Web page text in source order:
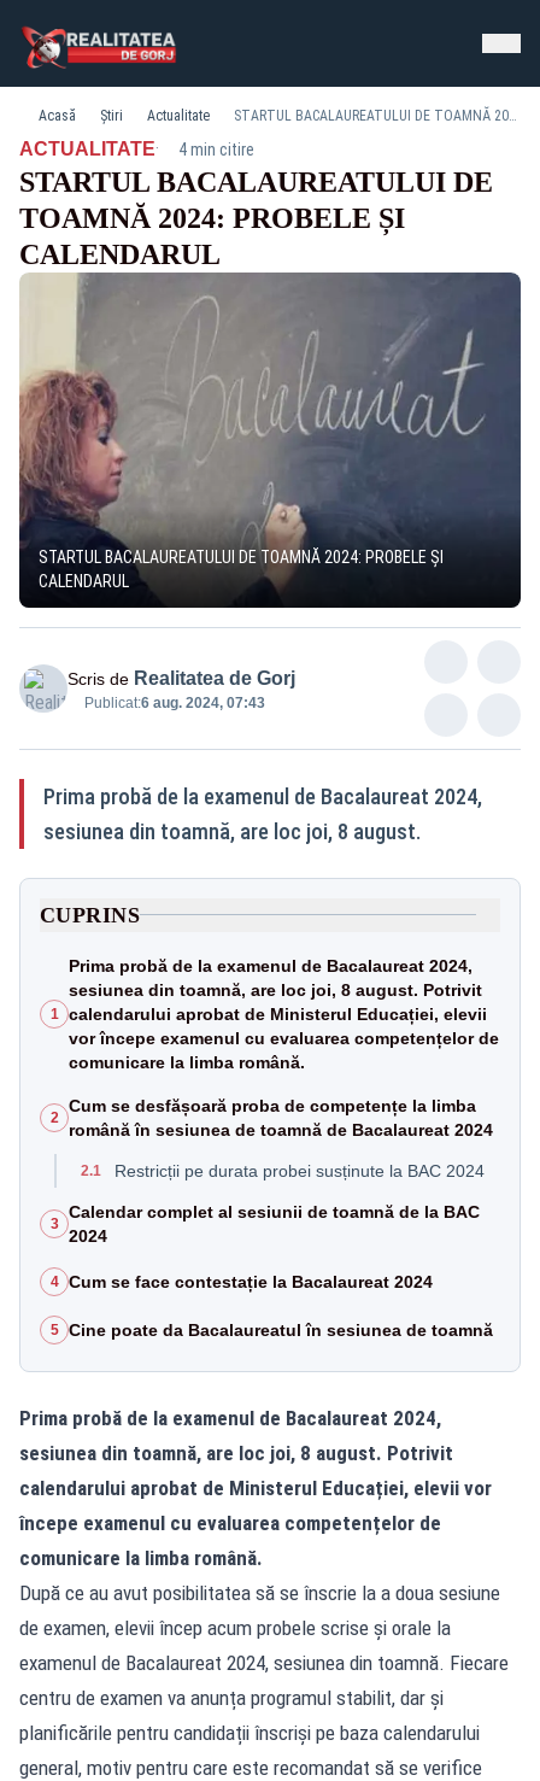
Acasă Știri Actualitate STARTUL BACALAUREATULUI DE TOAMNĂ 2024: PROBELE ȘI CALENDARUL
ACTUALITATE· 4 min citire
STARTUL BACALAUREATULUI DE
TOAMNĂ 2024: PROBELE ȘI
CALENDARUL
STARTUL BACALAUREATULUI DE TOAMNĂ 2024: PROBELE ȘI
CALENDARUL
Scris de Realitatea de Gorj
Publicat:6 aug. 2024, 07:43
Prima probă de la examenul de Bacalaureat 2024,
sesiunea din toamnă, are loc joi, 8 august.
CUPRINS
1
Prima probă de la examenul de Bacalaureat 2024,
sesiunea din toamnă, are loc joi, 8 august. Potrivit
calendarului aprobat de Ministerul Educației, elevii
vor începe examenul cu evaluarea competențelor de
comunicare la limba română.
2
Cum se desfășoară proba de competențe la limba
română în sesiunea de toamnă de Bacalaureat 2024
2.1 Restricții pe durata probei susținute la BAC 2024
3
Calendar complet al sesiunii de toamnă de la BAC
2024
4 Cum se face contestație la Bacalaureat 2024
5 Cine poate da Bacalaureatul în sesiunea de toamnă
Prima probă de la examenul de Bacalaureat 2024,
sesiunea din toamnă, are loc joi, 8 august. Potrivit
calendarului aprobat de Ministerul Educației, elevii vor
începe examenul cu evaluarea competențelor de
comunicare la limba română.
După ce au avut posibilitatea să se înscrie la a doua sesiune
de examen, elevii încep acum probele scrise și orale la
examenul de Bacalaureat 2024, sesiunea din toamnă. Fiecare
centru de examen va anunța programul stabilit, dar și
planificările pentru candidații înscriși pe baza calendarului
general, motiv pentru care este recomandat să se verifice